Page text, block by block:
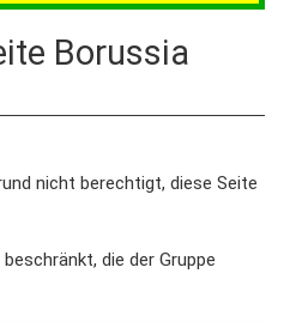
Borussia
nicht berechtigt, diese Seite
die der Gruppe